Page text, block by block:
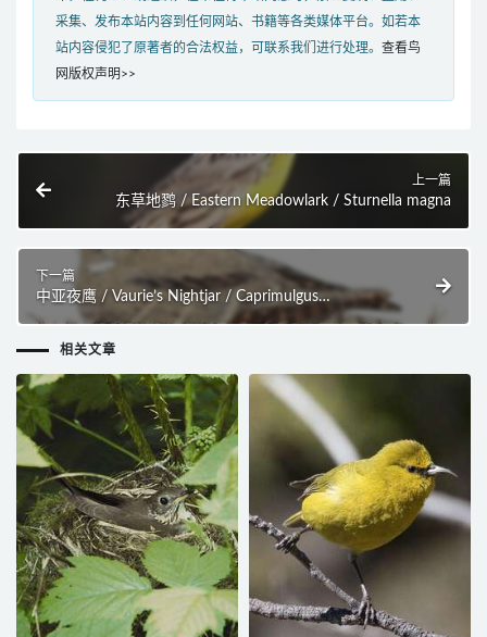
采集、发布本站内容到任何网站、书籍等各类媒体平台。如若本
站内容侵犯了原著者的合法权益，可联系我们进行处理。 查看鸟
网版权声明>>
上一篇
东草地鹨 / Eastern Meadowlark / Sturnella magna
下一篇
中亚夜鹰 / Vaurie’s Nightjar / Caprimulgus
centralasicus
相关文章